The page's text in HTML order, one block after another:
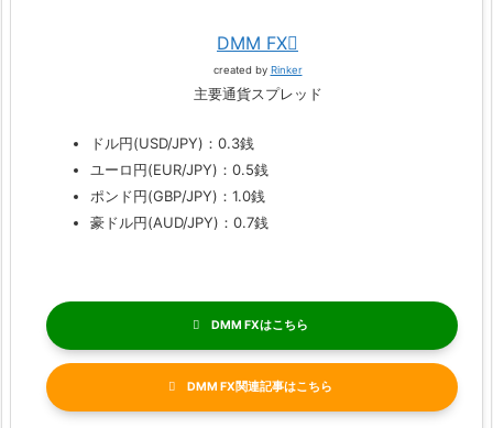
DMM FX
created by Rinker
主要通貨スプレッド
ドル円(USD/JPY)：0.3銭
ユーロ円(EUR/JPY)：0.5銭
ポンド円(GBP/JPY)：1.0銭
豪ドル円(AUD/JPY)：0.7銭
DMM FX
DMM FX関連記事